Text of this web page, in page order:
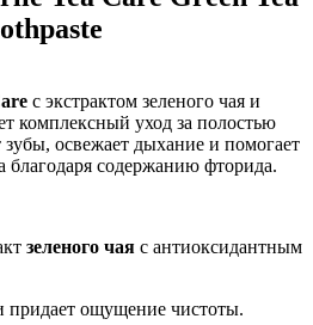
с экстрактом зеленого чая и
комплексный уход за полостью
освежает дыхание и помогает
благодаря содержанию фторида.
зеленого чая с антиоксидантным
придает ощущение чистоты.